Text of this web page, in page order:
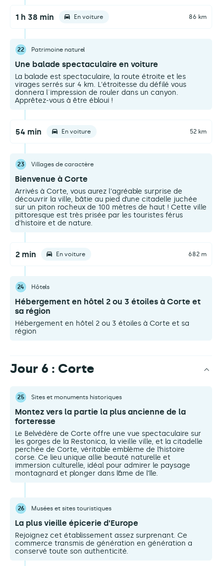
1 h 38 min En voiture 86 km
22 Patrimoine naturel
Une balade spectaculaire en voiture
La balade est spectaculaire, la route étroite et les
virages serrés sur 4 km. L'étroitesse du défilé vous
donnera l´impression de rouler dans un canyon.
Apprêtez-vous à être ébloui !
54 min En voiture 52 km
23 Villages de caractère
Bienvenue à Corte
Arrivés à Corte, vous aurez l'agréable surprise de
découvrir la ville, bâtie au pied d’une citadelle juchée
sur un piton rocheux de 100 mètres de haut ! Cette ville
pittoresque est très prisée par les touristes férus
d'histoire et de nature.
2 min En voiture 682 m
24 Hôtels
Hébergement en hôtel 2 ou 3 étoiles à Corte et
sa région
Hébergement en hôtel 2 ou 3 étoiles à Corte et sa
région
Jour 6 : Corte
25 Sites et monuments historiques
Montez vers la partie la plus ancienne de la
forteresse
Le Belvédère de Corte offre une vue spectaculaire sur
les gorges de la Restonica, la vieille ville, et la citadelle
perchée de Corte, véritable emblème de l’histoire
corse. Ce lieu unique allie beauté naturelle et
immersion culturelle, idéal pour admirer le paysage
montagnard et plonger dans l’âme de l’île.
26 Musées et sites touristiques
La plus vieille épicerie d'Europe
Rejoignez cet établissement assez surprenant. Ce
commerce transmis de génération en génération a
conservé toute son authenticité.